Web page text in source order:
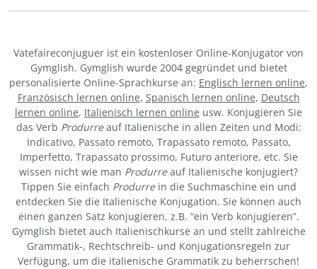
Vatefaireconjuguer ist ein kostenloser Online-Konjugator von
Gymglish. Gymglish wurde 2004 gegründet und bietet
personalisierte Online-Sprachkurse an: Englisch lernen online,
Französisch lernen online, Spanisch lernen online, Deutsch
lernen online, Italienisch lernen online usw. Konjugieren Sie
das Verb Produrreauf Italienische in allen Zeiten und Modi:
Indicativo, Passato remoto, Trapassato remoto, Passato,
Imperfetto, Trapassato prossimo, Futuro anteriore, etc. Sie
wissen nicht wie man Produrreauf Italienische konjugiert?
Tippen Sie einfach Produrrein die Suchmaschine ein und
entdecken Sie die Italienische Konjugation. Sie können auch
einen ganzen Satz konjugieren, z.B. “ein Verb konjugieren”.
Gymglish bietet auch Italienischkurse an und stellt zahlreiche
Grammatik-, Rechtschreib- und Konjugationsregeln zur
Verfügung, um die italienische Grammatik zu beherrschen!